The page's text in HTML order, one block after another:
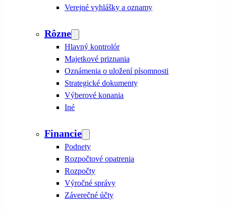
Verejné vyhlášky a oznamy
Rôzne
Hlavný kontrolór
Majetkové priznania
Oznámenia o uložení písomnosti
Strategické dokumenty
Výberové konania
Iné
Financie
Podnety
Rozpočtové opatrenia
Rozpočty
Výročné správy
Záverečné účty